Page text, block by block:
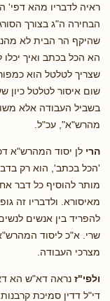
ראיה לדבריו מהא
הבחירה ה"ג בצורך
שהיקף הר הבית לא
הא הכל בכתב ואיך יכלו
שצריך לטלטל הוא
שום איסור לטלטל כיון
בשביל העבודה אלא
מהרש"א", עכ"ל.
הרי לן יסוד המהרש"א
'הכל בכתב', הוא רק
מותר להוסיף כל דבר
מאיסורא. ולדבריו זה
להפריד בין אנשים
שרי. א"כ ליסוד
מצרכי העבודה.
ולפי"ז נראה דא"ש הא
די"ל דדין סמיכת